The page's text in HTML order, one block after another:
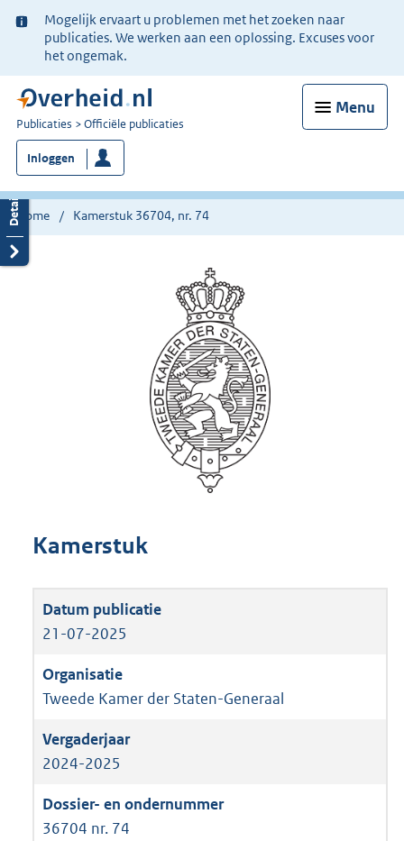
Ter
informatie:
Mogelijk ervaart u problemen met het zoeken naar
publicaties. We werken aan een oplossing. Excuses voor
het ongemak.
Menu
U
bent
nu
hier:
Publicaties Officiële publicaties
Inloggen
Home Kamerstuk 36704, nr. 74
Kamerstuk
21-07-2025
Tweede Kamer der Staten-Generaal
2024-2025
36704 nr. 74